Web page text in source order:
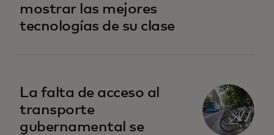
mostrar las mejores
tecnologías de su clase
La falta de acceso al
transporte
gubernamental se
se abre en una pestaña nueva